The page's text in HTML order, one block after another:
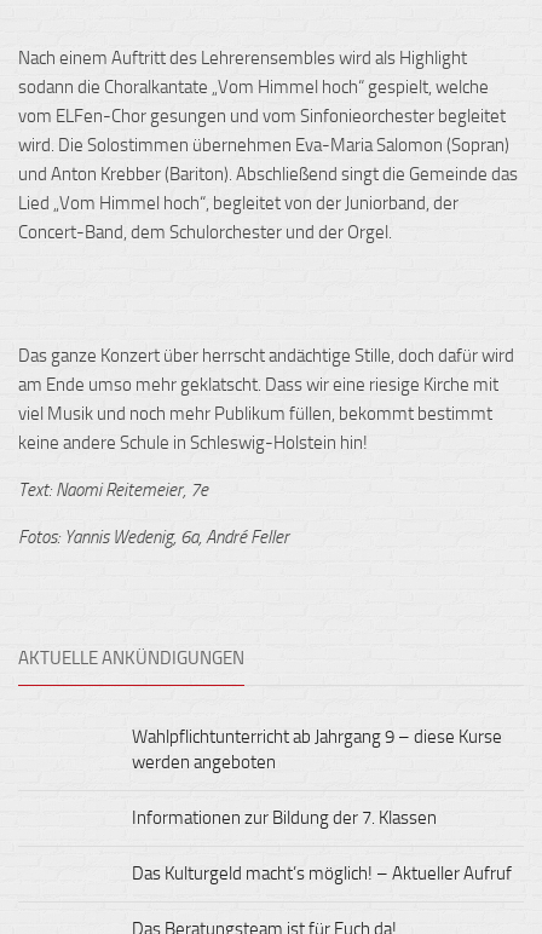
Nach einem Auftritt des Lehrerensembles wird als Highlight
sodann die Choralkantate „Vom Himmel hoch“ gespielt, welche
vom ELFen-Chor gesungen und vom Sinfonieorchester begleitet
wird. Die Solostimmen übernehmen Eva-Maria Salomon (Sopran)
und Anton Krebber (Bariton). Abschließend singt die Gemeinde das
Lied „Vom Himmel hoch“, begleitet von der Juniorband, der
Concert-Band, dem Schulorchester und der Orgel.
Das ganze Konzert über herrscht andächtige Stille, doch dafür wird
am Ende umso mehr geklatscht. Dass wir eine riesige Kirche mit
viel Musik und noch mehr Publikum füllen, bekommt bestimmt
keine andere Schule in Schleswig-Holstein hin!
Text: Naomi Reitemeier, 7e
Fotos: Yannis Wedenig, 6a, André Feller
AKTUELLE ANKÜNDIGUNGEN
Wahlpflichtunterricht ab Jahrgang 9 – diese Kurse
werden angeboten
Informationen zur Bildung der 7. Klassen
Das Kulturgeld macht’s möglich! – Aktueller Aufruf
Das Beratungsteam ist für Euch da!